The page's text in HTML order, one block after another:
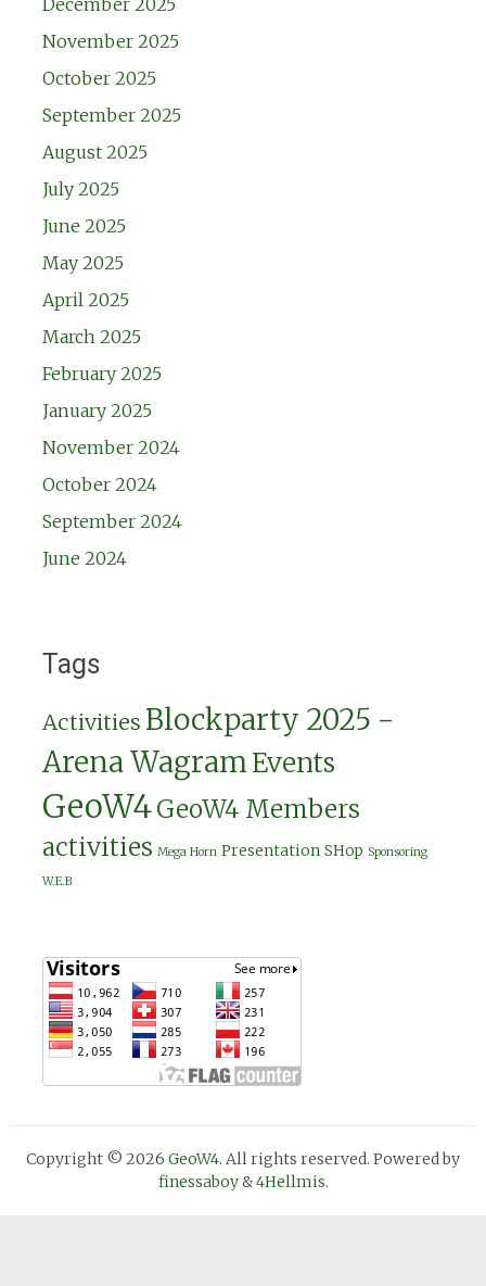
December 2025
November 2025
October 2025
September 2025
August 2025
July 2025
June 2025
May 2025
April 2025
March 2025
February 2025
January 2025
November 2024
October 2024
September 2024
June 2024
Tags
Activities Blockparty 2025 -
Arena WagramEvents
GeoW4GeoW4 Members
activities Mega Horn Presentation SHop Sponsoring
W.E.B
Copyright © 2026 GeoW4. All rights reserved. Powered by
finessaboy&4Hellmis.